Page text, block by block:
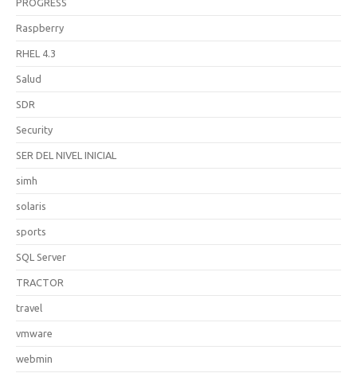
Raspberry
RHEL 4.3
Salud
SDR
Security
SER DEL NIVEL INICIAL
simh
solaris
sports
SQL Server
TRACTOR
travel
vmware
webmin